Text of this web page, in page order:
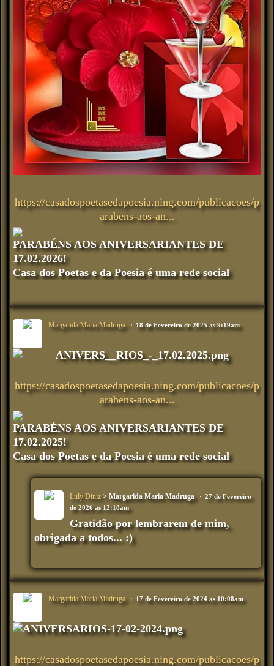
https://casadospoetasedapoesia.ning.com/publicacoes/p
arabens-aos-an...
PARABÉNS AOS ANIVERSARIANTES DE
17.02.2026!
Casa dos Poetas e da Poesia é uma rede social
Margarida Maria Madruga 18 de Fevereiro de 2025 as 9:19am
https://casadospoetasedapoesia.ning.com/publicacoes/p
arabens-aos-an...
PARABÉNS AOS ANIVERSARIANTES DE
17.02.2025!
Casa dos Poetas e da Poesia é uma rede social
Luly Diniz > Margarida Maria Madruga
27 de Fevereiro
de 2026 as 12:18am
Gratidão por lembrarem de mim,
obrigada a todos... :)
Margarida Maria Madruga 17 de Fevereiro de 2024 as 10:08am
https://casadospoetasedapoesia.ning.com/publicacoes/p